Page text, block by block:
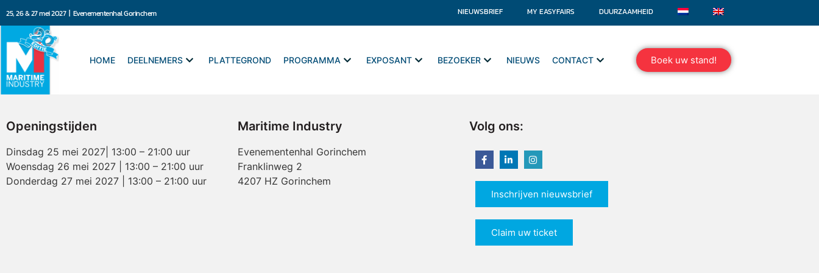
25, 26 & 27 mei 2027 | Evenementenhal Gorinchem NIEUWSBRIEF MY EASYFAIRS DUURZAAMHEID
HOME DEELNEMERS PLATTEGROND PROGRAMMA EXPOSANT BEZOEKER NIEUWS CONTACT Boek uw stand!
Openingstijden
Dinsdag 25 mei 2027| 13:00 – 21:00 uur
Woensdag 26 mei 2027 | 13:00 – 21:00 uur
Donderdag 27 mei 2027 | 13:00 – 21:00 uur
Maritime Industry
Evenementenhal Gorinchem
Franklinweg 2
4207 HZ Gorinchem
Volg ons:
Inschrijven nieuwsbrief
Claim uw ticket